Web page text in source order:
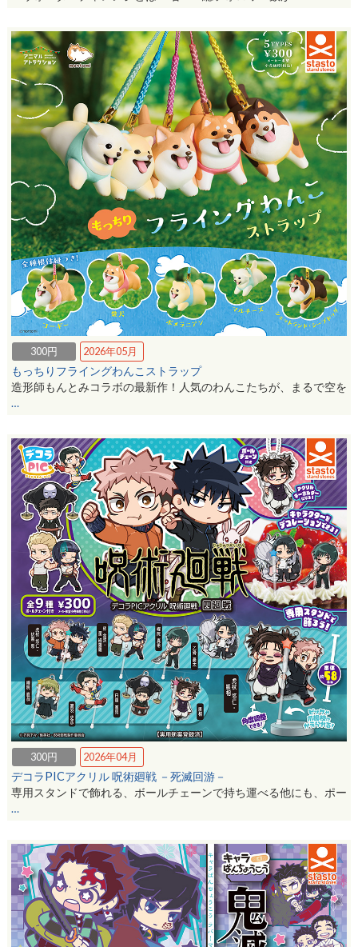
300円 2026年05月
もっちりフライングわんこストラップ
造形師もんとみコラボの最新作！人気のわんこたちが、まるで空を
…
300円 2026年04月
デコラPICアクリル 呪術廻戦 －死滅回游－
専用スタンドで飾れる、ボールチェーンで持ち運べる他にも、ポー
…